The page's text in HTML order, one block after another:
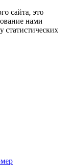
сайта, это
нами
статистических